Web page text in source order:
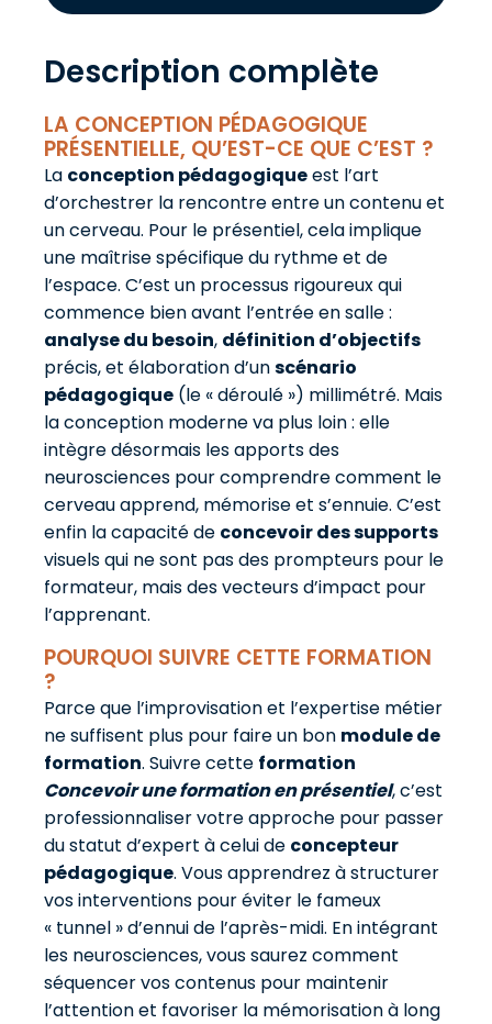
Description complète
LA CONCEPTION PÉDAGOGIQUE
PRÉSENTIELLE, QU’EST-CE QUE C’EST ?
La conception pédagogiqueest l’art
d’orchestrer la rencontre entre un contenu et
un cerveau. Pour le présentiel, cela implique
une maîtrise spécifique du rythme et de
l’espace. C’est un processus rigoureux qui
commence bien avant l’entrée en salle :
analyse du besoin, définition d’objectifs
précis, et élaboration d’unscénario
pédagogique (le « déroulé ») millimétré. Mais
la conception moderne va plus loin : elle
intègre désormais les apports des
neurosciences pour comprendre comment le
cerveau apprend, mémorise et s’ennuie. C’est
enfin la capacité de concevoir des supports
visuels qui ne sont pas des prompteurs pour le
formateur, mais des vecteurs d’impact pour
l’apprenant.
POURQUOI SUIVRE CETTE FORMATION
?
Parce que l’improvisation et l’expertise métier
ne suffisent plus pour faire un bon module de
formation. Suivre cette formation
Concevoir une formation en présentiel, c’est
professionnaliser votre approche pour passer
du statut d’expert à celui de concepteur
pédagogique. Vous apprendrez à structurer
vos interventions pour éviter le fameux
« tunnel » d’ennui de l’après-midi. En intégrant
les neurosciences, vous saurez comment
séquencer vos contenus pour maintenir
l’attention et favoriser la mémorisation à long